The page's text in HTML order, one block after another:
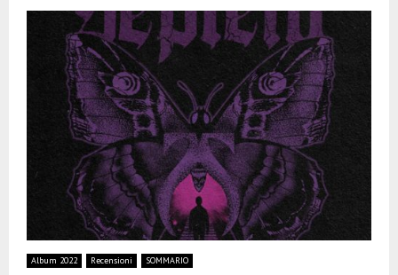
Album 2022 Recensioni SOMMARIO